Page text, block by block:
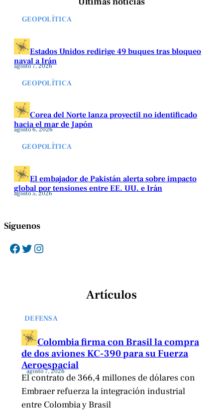
GEOPOLÍTICA
Estados Unidos redirige 49 buques tras bloqueo
naval a Irán
agosto 7, 2026
GEOPOLÍTICA
Corea del Norte lanza proyectil no identificado
hacia el mar de Japón
agosto 6, 2026
GEOPOLÍTICA
El embajador de Pakistán alerta sobre impacto
global por tensiones entre EE. UU. e Irán
agosto 5, 2026
Síguenos
Facebook Twitter Instagram
Artículos
DEFENSA
Colombia firma con Brasil la compra
de dos aviones KC-390 para su Fuerza
Aeroespacial
agosto 7, 2026
El contrato de 366,4 millones de dólares con
Embraer refuerza la integración industrial
entre Colombia y Brasil